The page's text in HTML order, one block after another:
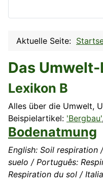
Aktuelle Seite:
Das
Lexikon B
Alles über die Umwelt,
Beispielartikel: 'Bergbau'
Bodenatmung
English: Soil respiration
suelo / Português:
Respiration du sol /